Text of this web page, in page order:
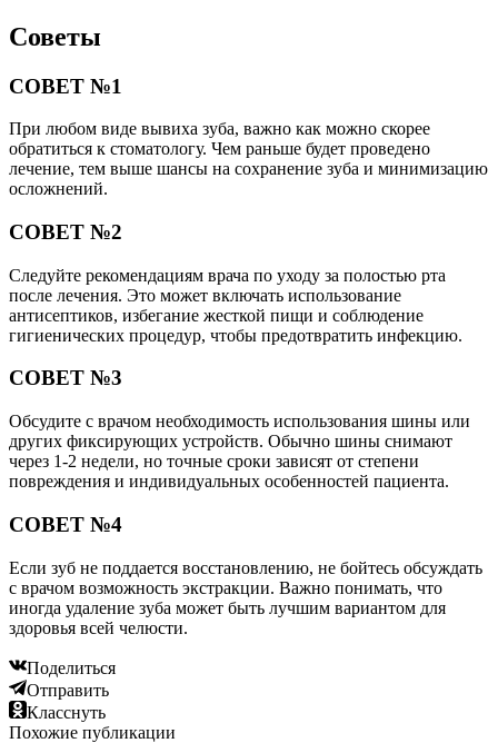
Советы
СОВЕТ №1
При любом виде вывиха зуба, важно как можно скорее
обратиться к стоматологу. Чем раньше будет проведено
лечение, тем выше шансы на сохранение зуба и минимизацию
осложнений.
СОВЕТ №2
Следуйте рекомендациям врача по уходу за полостью рта
после лечения. Это может включать использование
антисептиков, избегание жесткой пищи и соблюдение
гигиенических процедур, чтобы предотвратить инфекцию.
СОВЕТ №3
Обсудите с врачом необходимость использования шины или
других фиксирующих устройств. Обычно шины снимают
через 1-2 недели, но точные сроки зависят от степени
повреждения и индивидуальных особенностей пациента.
СОВЕТ №4
Если зуб не поддается восстановлению, не бойтесь обсуждать
с врачом возможность экстракции. Важно понимать, что
иногда удаление зуба может быть лучшим вариантом для
здоровья всей челюсти.
Поделиться
Отправить
Класснуть
Похожие публикации